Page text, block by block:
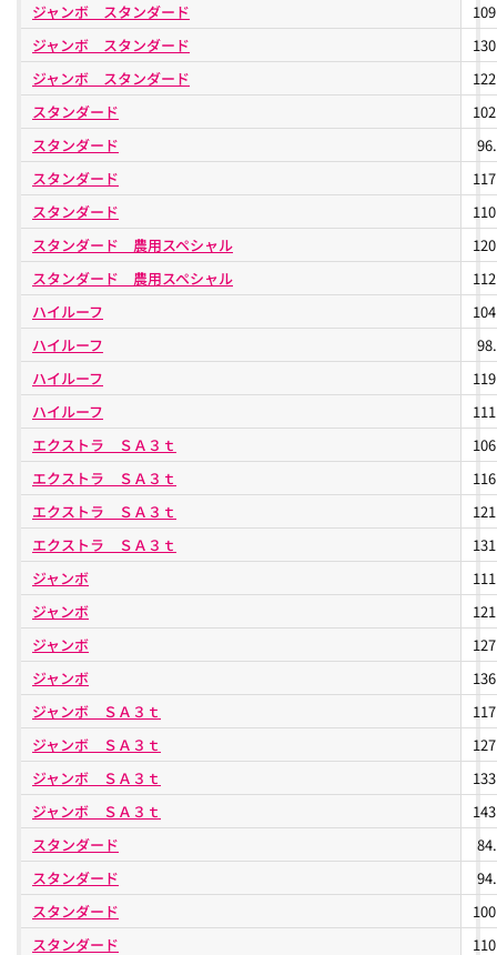
ジャンボ スタンダード
ジャンボ スタンダード
ジャンボ スタンダード
スタンダード
スタンダード
スタンダード
スタンダード
スタンダード 農用スペシャル
スタンダード 農用スペシャル
ハイルーフ
ハイルーフ
ハイルーフ
ハイルーフ
エクストラ ＳＡ３ｔ
エクストラ ＳＡ３ｔ
エクストラ ＳＡ３ｔ
エクストラ ＳＡ３ｔ
ジャンボ
ジャンボ
ジャンボ
ジャンボ
ジャンボ ＳＡ３ｔ
ジャンボ ＳＡ３ｔ
ジャンボ ＳＡ３ｔ
ジャンボ ＳＡ３ｔ
スタンダード
スタンダード
スタンダード
スタンダード